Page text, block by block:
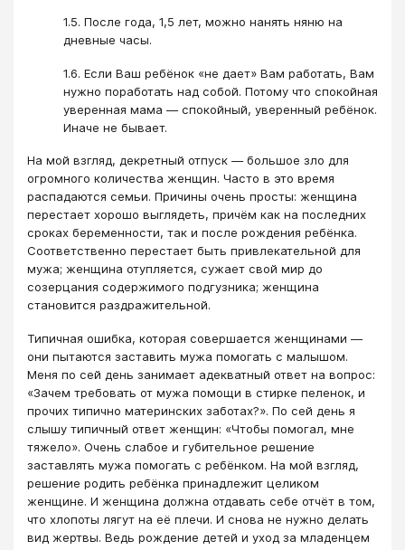
1.5. После года, 1,5 лет, можно нанять няню на
дневные часы.
1.6. Если Ваш ребёнок «не дает» Вам работать, Вам
нужно поработать над собой. Потому что спокойная
уверенная мама — спокойный, уверенный ребёнок.
Иначе не бывает.
На мой взгляд, декретный отпуск — большое зло для
огромного количества женщин. Часто в это время
распадаются семьи. Причины очень просты: женщина
перестает хорошо выглядеть, причём как на последних
сроках беременности, так и после рождения ребёнка.
Соответственно перестает быть привлекательной для
мужа; женщина отупляется, сужает свой мир до
созерцания содержимого подгузника; женщина
становится раздражительной.
Типичная ошибка, которая совершается женщинами —
они пытаются заставить мужа помогать с малышом.
Меня по сей день занимает адекватный ответ на вопрос:
«Зачем требовать от мужа помощи в стирке пеленок, и
прочих типично материнских заботах?». По сей день я
слышу типичный ответ женщин: «Чтобы помогал, мне
тяжело». Очень слабое и губительное решение
заставлять мужа помогать с ребёнком. На мой взгляд,
решение родить ребёнка принадлежит целиком
женщине. И женщина должна отдавать себе отчёт в том,
что хлопоты лягут на её плечи. И снова не нужно делать
вид жертвы. Ведь рождение детей и уход за младенцем